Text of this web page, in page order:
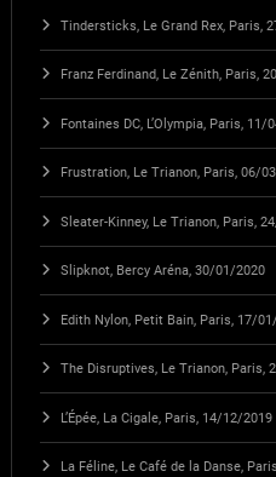
Tindersticks, Le Grand Rex, Paris,
Franz Ferdinand, Le Zénith, Paris,
Fontaines DC, L’Olympia, Paris, 11/
Frustration, Le Trianon, Paris, 06/
Sleater-Kinney, Le Trianon, Paris,
Slipknot, Bercy Aréna, 30/01/2020
Edith Nylon, Petit Bain, Paris, 17/
The Disruptives, Le Trianon, Paris,
L’Épée, La Cigale, Paris, 14/12/2019
La Féline, Le Café de la Danse,